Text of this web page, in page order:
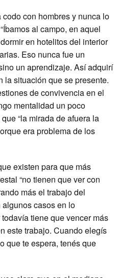
con hombres y nunca lo
al campo, en aquel
en hotelitos del interior
Eso nunca fue un
un aprendizaje. Así adquirí
la situación que se presente.
de convivencia en el
mentalidad un poco
“la mirada de afuera la
era problema de los
existen para que más
“no tienen que ver con
más el trabajo del
casos en lo
tiene que vencer más
este trabajo. Cuando elegís
que te espera, tenés que